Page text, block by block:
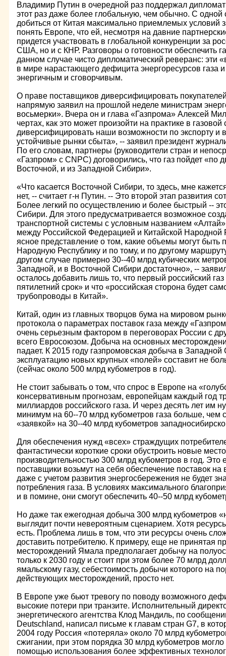
Владимир Путин в очередной раз поддержал
этот раз даже более глобальную, чем обычно. С одной
добиться от Китая максимально приемлемых условий
понять Европе, что ей, несмотря на давние
придется участвовать в глобальной конкуренции за
США, но и с КНР. Разговоры о готовности обеспечить
данном случае чисто дипломатический реверанс: эти
в мире нарастающего дефицита энергоресурсов газа
энергичным и сговорчивым.
О праве поставщиков диверсифицировать
напрямую заявил на прошлой неделе министрам
восьмерки». Вчера он и глава «Газпрома» Алексей
чертах, как это может произойти на практике в
диверсифицировать наши возможности по экспорту и
устойчивые рынки сбыта», -- заявил президент
По его словам, партнеры (руководители стран и
«Газпром» с CNPC) договорились, что газ пойдет «по
Восточной, и из Западной Сибири».
«Что касается Восточной Сибири, то здесь, мне
нет, -- считает г-н Путин. -- Это второй этап развития
Более легкий по осуществлению и более быстрый --
Сибири. Для этого предусматривается возможное
транспортной системы с условным названием
между Российской Федерацией и Китайской Народной
ясное представление о том, какие объемы могут быть
Народную Республику и по тому, и по другому
другом случае примерно 30--40 млрд кубических
Западной, и в Восточной Сибири достаточно», --
осталось добавить лишь то, что первый российский
пятилетний срок» и что «российская сторона будет
трубопроводы в Китай».
Китай, один из главных творцов бума на мировом
протокола о параметрах поставок газа между
очень серьезным фактором в переговорах России с
всего Евросоюзом. Добыча на основных
падает. К 2015 году газпромовская добыча в
эксплуатацию новых крупных «полей» составит не
(сейчас около 500 млрд кубометров в год).
Не стоит забывать о том, что спрос в Европе на
консервативным прогнозам, европейцам каждый год
миллиардов российского газа. И через десять лет им
минимум на 60--70 млрд кубометров газа больше, чем
«заявкой» на 30--40 млрд кубометров
Для обеспечения нужд «всех» страждущих
фантастически короткие сроки обустроить новые
производительностью 300 млрд кубометров в год. Это
поставщики возьмут на себя обеспечение поставок
даже с учетом развития энергосбережения не будет
потребления газа. В условиях максимального
и в помине, они смогут обеспечить 40--50 млрд
Но даже так ежегодная добыча 300 млрд кубометров
выглядит почти невероятным сценарием. Хотя
есть. Проблема лишь в том, что эти ресурсы очень
доставить потребителю. К примеру, еще не принятая
месторождений Ямала предполагает добычу на
только к 2030 году и стоит при этом более 70 млрд
ямальскому газу, себестоимость добычи которого на
действующих месторождений, просто нет.
В Европе уже бьют тревогу по поводу возможного
высокие потери при транзите. Исполнительный
энергетического агентства Клод Мандиль, по
Deutschland, написал письме к главам стран G7, в
2004 году Россия «потеряла» около 70 млрд
сжигании, при этом порядка 30 млрд кубометров
помощью использования более эффективных